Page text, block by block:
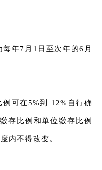
年7月1日至次年的6月
可在5%到 12%自行确
存比例和单位缴存比例
内不得改变。